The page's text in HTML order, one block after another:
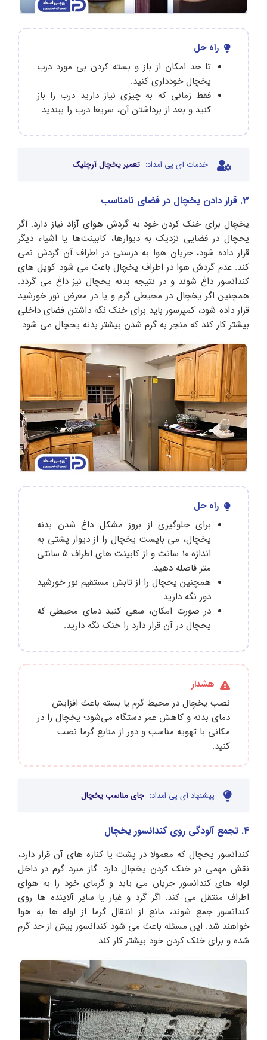
راه حل
تا حد امکان از باز و بسته کردن بی‌ مورد درب
یخچال خودداری کنید.
فقط زمانی که به چیزی نیاز دارید درب را باز
کنید و بعد از برداشتن آن، سریعا درب را ببندید.
خدمات آی پی امداد: تعمیر یخچال آرچلیک
3. قرار دادن یخچال در فضای نامناسب
یخچال برای خنک کردن خود به گردش هوای آزاد نیاز دارد. اگر
یخچال در فضایی نزدیک به دیوارها، کابینت‌ها یا اشیاء دیگر
قرار داده شود، جریان هوا به درستی در اطراف آن گردش نمی‌
کند. عدم گردش هوا در اطراف یخچال باعث می شود کویل های
کندانسور داغ شوند و در نتیجه بدنه یخچال نیز داغ می گردد.
همچنین اگر یخچال در محیطی گرم و یا در معرض نور خورشید
قرار داده شود، کمپرسور باید برای خنک نگه داشتن فضای داخلی
بیشتر کار کند که منجر به گرم شدن بیشتر بدنه یخچال می شود.
راه حل
برای جلوگیری از بروز مشکل داغ شدن بدنه
یخچال، می بایست یخچال را از دیوار پشتی به
اندازه 10 سانت و از کابینت های اطراف 5 سانتی
متر فاصله دهید.
همچنین یخچال را از تابش مستقیم نور خورشید
دور نگه دارید.
در صورت امکان، سعی کنید دمای محیطی که
یخچال در آن قرار دارد را خنک نگه دارید.
هشدار
نصب یخچال در محیط گرم یا بسته باعث افزایش
دمای بدنه و کاهش عمر دستگاه می‌شود؛ یخچال را در
مکانی با تهویه مناسب و دور از منابع گرما نصب
کنید.
پیشنهاد آی پی امداد: جای مناسب یخچال
4. تجمع آلودگی روی کندانسور یخچال
کندانسور یخچال که معمولا در پشت یا کناره‌ های آن قرار دارد،
نقش مهمی در خنک کردن یخچال دارد. گاز مبرد گرم در داخل
لوله‌ های کندانسور جریان می‌ یابد و گرمای خود را به هوای
اطراف منتقل می‌ کند. اگر گرد و غبار یا سایر آلاینده‌ ها روی
کندانسور جمع شوند، مانع از انتقال گرما از لوله‌ ها به هوا
خواهند شد. این مسئله باعث می‌ شود کندانسور بیش از حد گرم
شده و برای خنک کردن خود بیشتر کار کند.